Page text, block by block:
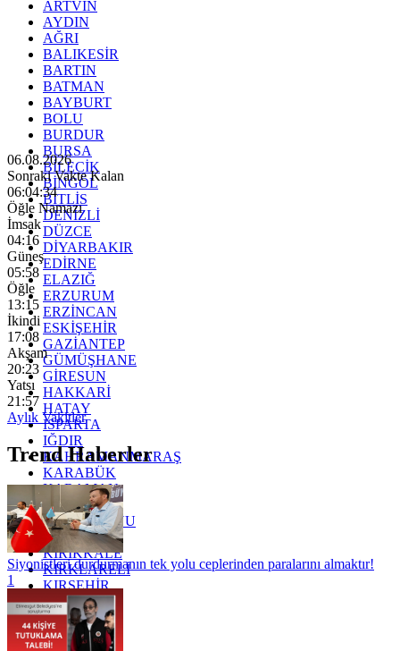
ARTVİN
AYDIN
AĞRI
BALIKESİR
BARTIN
BATMAN
BAYBURT
BOLU
BURDUR
BURSA
BİLECİK
BİNGÖL
BİTLİS
DENİZLİ
DÜZCE
DİYARBAKIR
EDİRNE
ELAZIĞ
ERZURUM
ERZİNCAN
ESKİŞEHİR
GAZİANTEP
GÜMÜŞHANE
GİRESUN
HAKKARİ
HATAY
ISPARTA
IĞDIR
KAHRAMANMARAŞ
KARABÜK
KARAMAN
KARS
KASTAMONU
KAYSERİ
KIRIKKALE
KIRKLARELİ
KIRŞEHİR
KOCAELİ
KONYA
KÜTAHYA
06.08.2026
Sonraki Vakte Kalan
06:04:32
Öğle Namazı
İmsak
04:16
Güneş
05:58
Öğle
13:15
İkindi
17:08
Akşam
20:23
Yatsı
21:57
Aylık Vakitler
Trend Haberler
Siyonistleri durdurmanın tek yolu ceplerinden paralarını almaktır!
1